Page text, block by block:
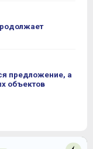
предложение, а
объектов